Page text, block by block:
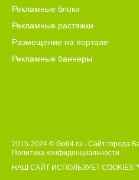
Рекламные блоки
Рекламные растяжки
Размещение на портале
Рекламные баннеры
2015-2024 © Go64.ru - Сайт города
Политика конфиденциальности
НАШ САЙТ ИСПОЛЬЗУЕТ COOKIES